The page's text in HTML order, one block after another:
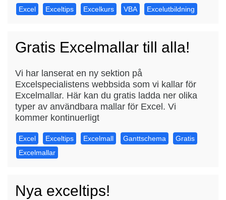
Excel Exceltips Excelkurs VBA Excelutbildning
Gratis Excelmallar till alla!
Vi har lanserat en ny sektion på
Excelspecialistens webbsida som vi kallar för
Excelmallar. Här kan du gratis ladda ner olika
typer av användbara mallar för Excel. Vi
kommer kontinuerligt
Excel Exceltips Excelmall Ganttschema
Gratis
Excelmallar
Nya exceltips!